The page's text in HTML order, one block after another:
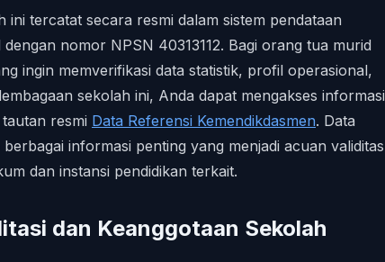
ini tercatat secara resmi dalam sistem pendataan
nomor NPSN 40313112. Bagi orang tua murid
ingin memverifikasi data statistik, profil operasional,
sekolah ini, Anda dapat mengakses informasi
resmi Data Referensi Kemendikdasmen. Data
informasi penting yang menjadi acuan validitas
dan instansi pendidikan terkait.
dan Keanggotaan Sekolah